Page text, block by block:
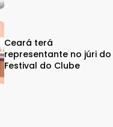
Ceará terá
representante no júri do
Festival do Clube